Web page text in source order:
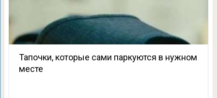
Тапочки, которые сами паркуются в нужном
месте